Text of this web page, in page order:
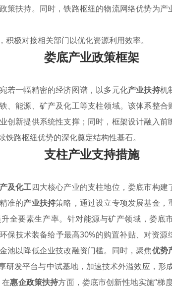
策扶持。同时，铁路枢纽的物流网络优势为
极对接相关部门以优化资源利用效率。
娄底产业政策框架
若一幅精密的经济图谱，以多元化产业扶持机
、能源、矿产及化工等支柱领域。该体系整
业创新提供系统性支撑；同时，框架设计融入
路枢纽优势的深化奠定结构性基石。
支柱产业支持措施
及化工四大核心产业的支柱地位，娄底市构
准的产业扶持策略，通过设立专项发展基金，
全要素生产率。针对能源与矿产领域，娄底
保技术装备给予最高30%的购置补贴、对资
池以降低企业技改融资门槛。同时，聚焦优势
研发平台与中试基地，加速技术外溢效应，
在惠企政策扶持方面，娄底市创新性地实施“梯